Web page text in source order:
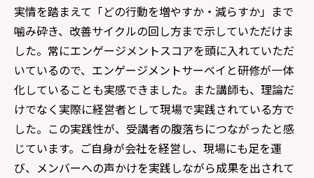
実情を踏まえて「どの行動を増やすか・減らすか」まで
噛み砕き、改善サイクルの回し方まで示していただけま
した。常にエンゲージメントスコアを頭に入れていただ
いているので、エンゲージメントサーベイと研修が一体
化していることも実感できました。また講師も、理論だ
けでなく実際に経営者として現場で実践されている方で
した。この実践性が、受講者の腹落ちにつながったと感
じています。ご自身が会社を経営し、現場にも足を運
び、メンバーへの声かけを実践しながら成果を出されて